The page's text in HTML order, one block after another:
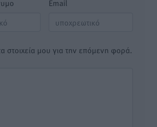
Email
στοιχεία μου για την επόμενη φορά.